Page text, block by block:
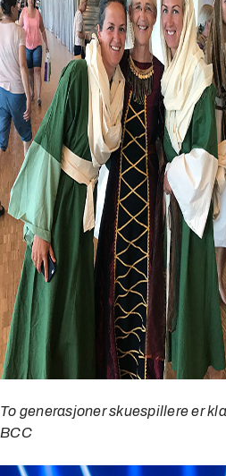
To generasjoner skuespillere er
BCC